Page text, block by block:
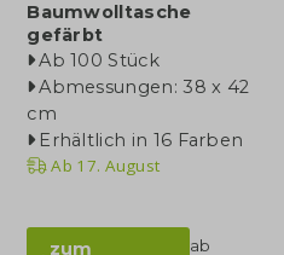
Baumwolltasche
gefärbt
Ab 100 Stück
Abmessungen: 38 x 42
cm
Erhältlich in 16 Farben
Ab 17. August
zum
ab